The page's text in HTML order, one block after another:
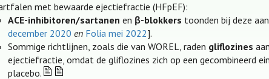
met bewaarde ejectiefractie (HFpEF):
ACE-inhibitoren/sartanen en β-blokkers toonden bij deze
december 2020 en Folia mei 2022].
Sommige richtlijnen, zoals die van WOREL, raden gliflozines
ejectiefractie, omdat de gliflozines zich op een gecombineerd
placebo.